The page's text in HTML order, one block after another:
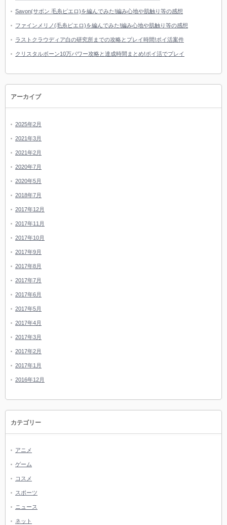
Savon(サボン 毛糸ピエロ)を編んでみた!編み心地や肌触り等の感想
ファインメリノ(毛糸ピエロ)を編んでみた!編み心地や肌触り等の感想
ラストクラウディア白の研究所までの攻略とプレイ時間!ポイ活案件
クリスタルボーン10万パワー攻略と達成時間まとめ!ポイ活でプレイ
アーカイブ
2025年2月
2021年3月
2021年2月
2020年7月
2020年5月
2018年7月
2017年12月
2017年11月
2017年10月
2017年9月
2017年8月
2017年7月
2017年6月
2017年5月
2017年4月
2017年3月
2017年2月
2017年1月
2016年12月
カテゴリー
アニメ
ゲーム
コスメ
スポーツ
ニュース
ネット